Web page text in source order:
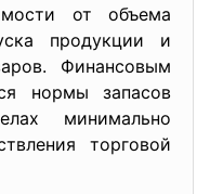
от объема
продукции и
Финансовым
нормы запасов
минимально
торговой